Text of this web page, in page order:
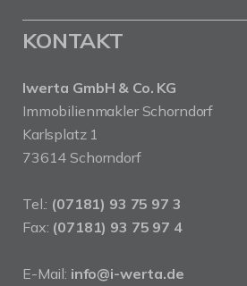
KONTAKT
Iwerta GmbH & Co. KG
Immobilienmakler Schorndorf
Karlsplatz 1
73614 Schorndorf
Tel.: (07181) 93 75 97 3
Fax: (07181) 93 75 97 4
E-Mail: info@i-werta.de